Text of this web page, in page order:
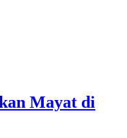
Mayat di